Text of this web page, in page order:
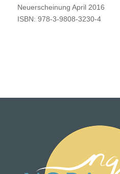
Neuerscheinung April 2016
ISBN: 978-3-9808-3230-4